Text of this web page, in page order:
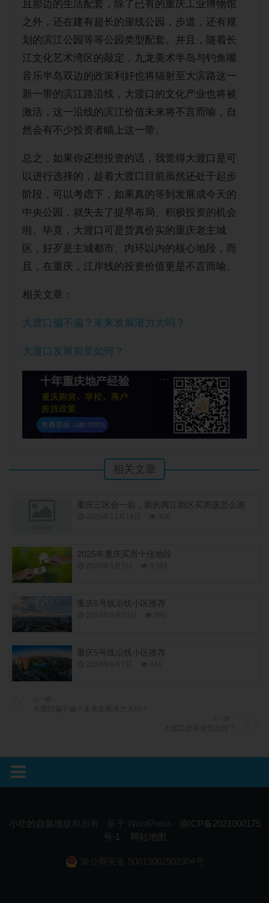
且那边的生活配套，除了已有的重庆工业博物馆
之外，还在建有超长的崖线公园，步道，还有规
划的滨江公园等等公园类型配套。并且，随着长
江文化艺术湾区的敲定，九龙美术半岛与钓鱼嘴
音乐半岛双边的政策利好也将辐射至大滨路这一
新一带的滨江路沿线，大渡口的文化产业也将被
激活，这一沿线的滨江价值未来将不言而喻，自
然会有不少投资者瞄上这一带。
总之，如果你还想投资的话，我觉得大渡口是可
以进行选择的，趁着大渡口目前虽然还处于起步
阶段，可以考虑下，如果真的等到发展成今天的
中央公园，就失去了提早布局、积极投资的机会
啦。毕竟，大渡口可是货真价实的重庆老主城
区，好歹是主城都市、内环以内的核心地段，而
且，在重庆，江岸线的投资价值更是不言而喻。
相关文章：
大渡口偏不偏？未来发展潜力大吗？
大渡口发展前景如何？
相关文章
重庆三区合一后，新的两江新区买房该怎么选
2025年重庆买房十佳地段
重庆6号线沿线小区推荐
重庆5号线沿线小区推荐
小壮的自留地
渝ICP备2021000175
号-1
网站地图